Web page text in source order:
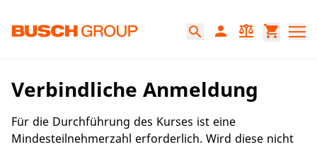
search person balance shopping_cart
Verbindliche Anmeldung
Für die Durchführung des Kurses ist eine
Mindesteilnehmerzahl erforderlich. Wird diese nicht